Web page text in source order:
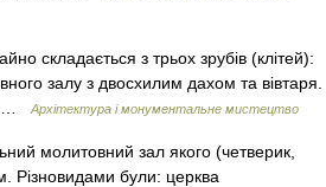
складається з трьох зрубів (клітей):
залу з двосхилим дахом та вівтаря.
…
Архітектура і монументальне мистецтво
молитовний зал якого (четверик,
Різновидами були: церква